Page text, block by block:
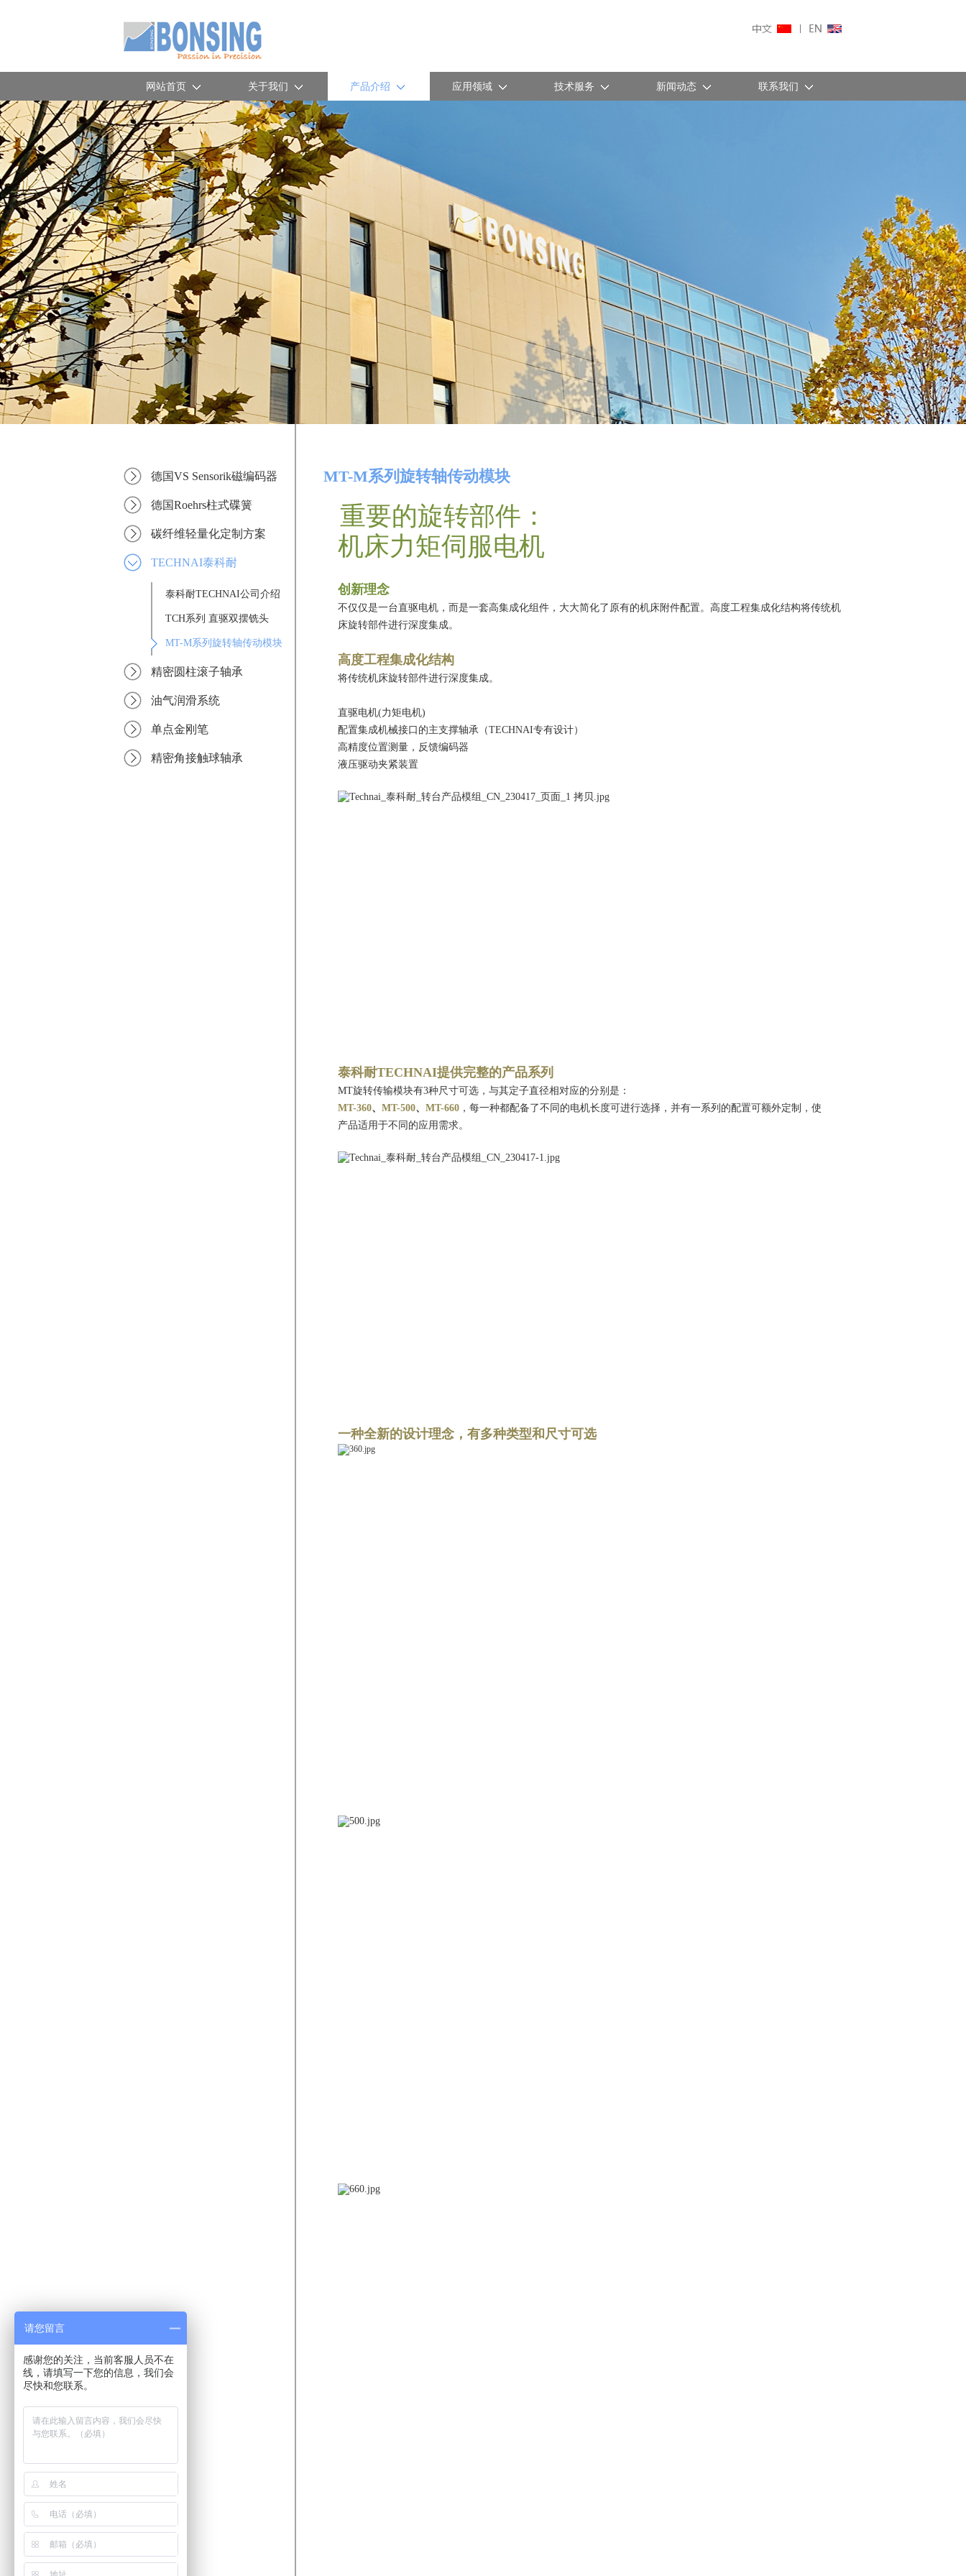
网站首页 关于我们 产品介绍 应用领域 技术服务 新闻动态 联系我们
德国VS Sensorik磁编码器
德国Roehrs柱式碟簧
碳纤维轻量化定制方案
TECHNAI泰科耐
泰科耐TECHNAI公司介绍
TCH系列 直驱双摆铣头
MT-M系列旋转轴传动模块
精密圆柱滚子轴承
油气润滑系统
单点金刚笔
精密角接触球轴承
MT-M系列旋转轴传动模块
重要的旋转部件：
机床力矩伺服电机
创新理念
不仅仅是一台直驱电机，而是一套高集成化组件，大大简化了原有的机床附件配置。高度工程集成化结构将传统机
床旋转部件进行深度集成。
高度工程集成化结构
将传统机床旋转部件进行深度集成。
直驱电机(力矩电机)
配置集成机械接口的主支撑轴承（TECHNAI专有设计）
高精度位置测量，反馈编码器
液压驱动夹紧装置
泰科耐TECHNAI提供完整的产品系列
MT旋转传输模块有3种尺寸可选，与其定子直径相对应的分别是：
MT-360、 MT-500、 MT-660 ，每一种都配备了不同的电机长度可进行选择，并有一系列的配置可额外定制，使
产品适用于不同的应用需求。
一种全新的设计理念，有多种类型和尺寸可选
请您留言
感谢您的关注，当前客服人员不在
线，请填写一下您的信息，我们会
尽快和您联系。